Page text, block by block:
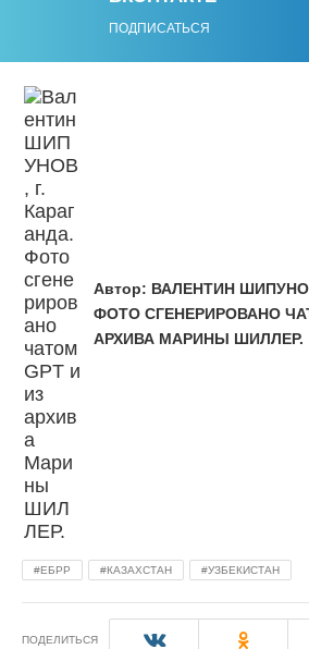
ПОДПИСАТЬСЯ
Автор: ВАЛЕНТИН
ФОТО СГЕНЕРИРОВАНО
АРХИВА МАРИНЫ ШИЛЛЕР.
ЕБРР КАЗАХСТАН УЗБЕКИСТАН
ПОДЕЛИТЬСЯ